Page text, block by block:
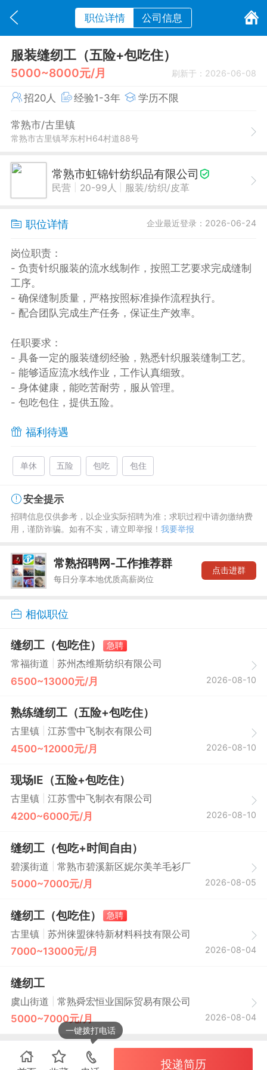
职位详情 公司信息
服装缝纫工（五险+包吃住）
5000~8000元/月 刷新于：2026-06-08
招20人 经验1-3年 学历不限
常熟市/古里镇
常熟市古里镇琴东村H64村道88号
常熟市虹锦针纺织品有限公司
民营 20-99人 服装/纺织/皮革
职位详情 企业最近登录：2026-06-24
岗位职责：
- 负责针织服装的流水线制作，按照工艺要求完成缝制
工序。
- 确保缝制质量，严格按照标准操作流程执行。
- 配合团队完成生产任务，保证生产效率。
任职要求：
- 具备一定的服装缝纫经验，熟悉针织服装缝制工艺。
- 能够适应流水线作业，工作认真细致。
- 身体健康，能吃苦耐劳，服从管理。
- 包吃包住，提供五险。
福利待遇
单休 五险 包吃 包住
安全提示
招聘信息仅供参考，以企业实际招聘为准；求职过程中请勿缴纳费
用，谨防诈骗。如有不实，请立即举报！ 我要举报
常熟招聘网-工作推荐群
每日分享本地优质高薪岗位
点击进群
相似职位
缝纫工（包吃住）
急聘
常福街道
苏州杰维斯纺织有限公司
6500~13000元/月 2026-08-10
熟练缝纫工（五险+包吃住）
古里镇 江苏雪中飞制衣有限公司
4500~12000元/月 2026-08-10
现场IE（五险+包吃住）
古里镇 江苏雪中飞制衣有限公司
4200~6000元/月 2026-08-10
缝纫工（包吃+时间自由）
碧溪街道 常熟市碧溪新区妮尔美羊毛衫厂
5000~7000元/月 2026-08-05
缝纫工（包吃住）
急聘
古里镇
苏州徕盟徕特新材料科技有限公司
7000~13000元/月 2026-08-04
缝纫工
虞山街道 常熟舜宏恒业国际贸易有限公司
5000~7000元/月 2026-08-04
一键拨打电话
投递简历